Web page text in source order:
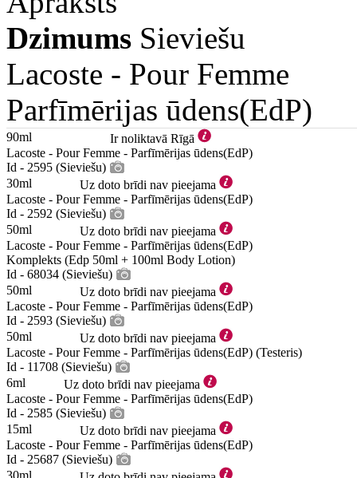
Dzimums Sieviešu
Lacoste - Pour Femme
Parfīmērijas ūdens(EdP)
90ml
Ir noliktavā Rīgā
Lacoste - Pour Femme - Parfīmērijas ūdens(EdP)
Id - 2595 (Sieviešu)
30ml
Uz doto brīdi nav pieejama
Lacoste - Pour Femme - Parfīmērijas ūdens(EdP)
Id - 2592 (Sieviešu)
50ml
Uz doto brīdi nav pieejama
Lacoste - Pour Femme - Parfīmērijas ūdens(EdP)
Komplekts (Edp 50ml + 100ml Body Lotion)
Id - 68034 (Sieviešu)
50ml
Uz doto brīdi nav pieejama
Lacoste - Pour Femme - Parfīmērijas ūdens(EdP)
Id - 2593 (Sieviešu)
50ml
Uz doto brīdi nav pieejama
Lacoste - Pour Femme - Parfīmērijas ūdens(EdP) (Testeris)
Id - 11708 (Sieviešu)
6ml
Uz doto brīdi nav pieejama
Lacoste - Pour Femme - Parfīmērijas ūdens(EdP)
Id - 2585 (Sieviešu)
15ml
Uz doto brīdi nav pieejama
Lacoste - Pour Femme - Parfīmērijas ūdens(EdP)
Id - 25687 (Sieviešu)
30ml